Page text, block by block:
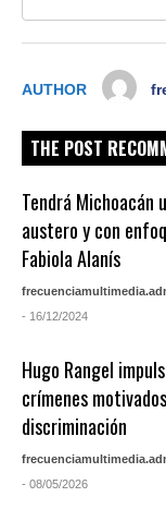
AUTHOR
THE POST
Tendrá Michoacán
austero y con
Fabiola Alanís
- 16/12/2024
Hugo Rangel
crímenes
discriminación
- 08/05/2026